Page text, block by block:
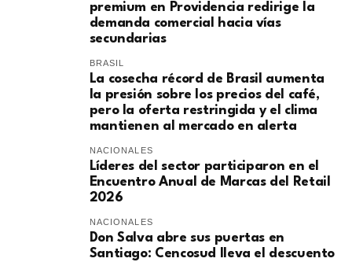
premium en Providencia redirige la
demanda comercial hacia vías
secundarias
BRASIL
La cosecha récord de Brasil aumenta
la presión sobre los precios del café,
pero la oferta restringida y el clima
mantienen al mercado en alerta
NACIONALES
Líderes del sector participaron en el
Encuentro Anual de Marcas del Retail
2026
NACIONALES
Don Salva abre sus puertas en
Santiago: Cencosud lleva el descuento